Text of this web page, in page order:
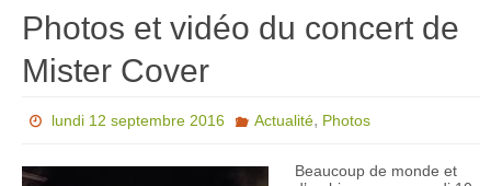
Photos et vidéo du concert de
Mister Cover
lundi 12 septembre 2016 Actualité, Photos
Beaucoup de monde et